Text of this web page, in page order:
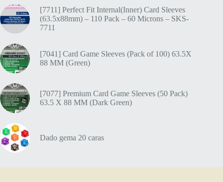
[7711] Perfect Fit Internal(Inner) Card Sleeves
(63.5x88mm) – 110 Pack – 60 Microns – SKS-
7711
[7041] Card Game Sleeves (Pack of 100) 63.5X
88 MM (Green)
[7077] Premium Card Game Sleeves (50 Pack)
63.5 X 88 MM (Dark Green)
Dado gema 20 caras